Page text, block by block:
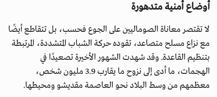
أوضاع أمنية متدهورة
لا تقتصر معاناة الصوماليين على الجوع فحسب، بل تتقاطع أيضًا
مع نزاع مسلح متصاعد، تقوده حركة الشباب المتشددة، المرتبطة
بتنظيم القاعدة. وقد شهدت الشهور الأخيرة تصعيدًا في
الهجمات، ما أدى إلى نزوح ما يقارب 3.9 مليون شخص،
معظمهم من وسط البلاد نحو العاصمة مقديشو ومحيطها.